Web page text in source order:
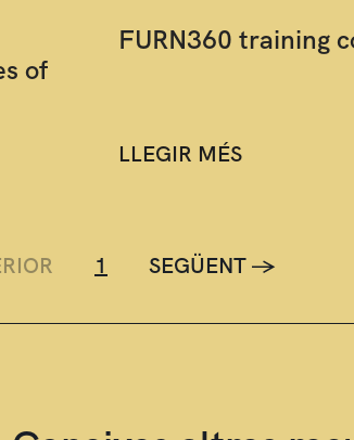
of
FURN360 training
LLEGIR MÉS
1 SEGÜENT->